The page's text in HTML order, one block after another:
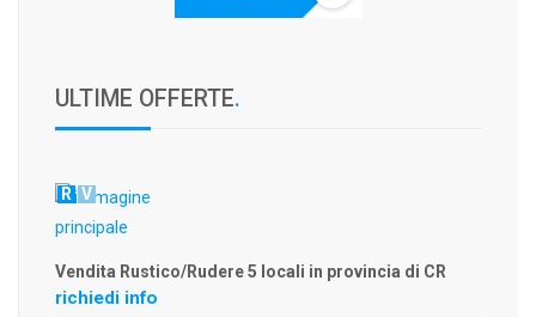
ULTIME OFFERTE.
R V
Vendita Rustico/Rudere 5 locali in provincia di CR
richiedi info